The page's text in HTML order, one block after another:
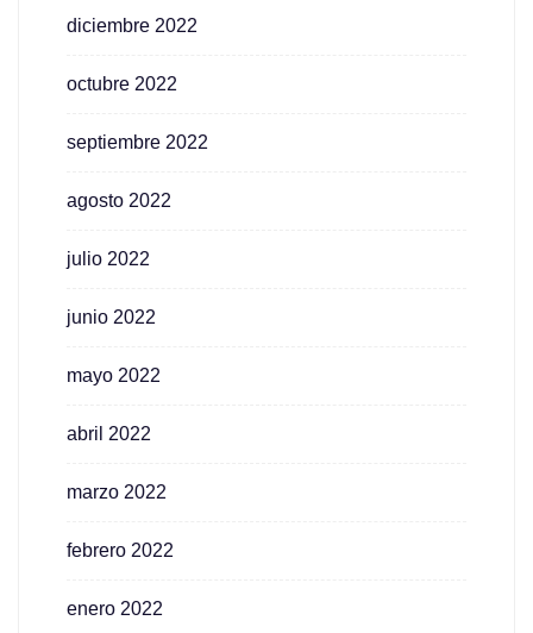
diciembre 2022
octubre 2022
septiembre 2022
agosto 2022
julio 2022
junio 2022
mayo 2022
abril 2022
marzo 2022
febrero 2022
enero 2022